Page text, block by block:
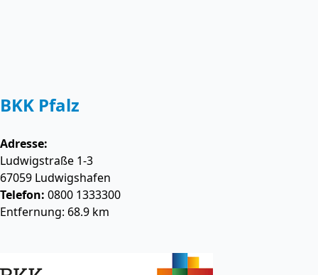
BKK Pfalz
Adresse:
Ludwigstraße 1-3
67059 Ludwigshafen
Telefon: 0800 1333300
Entfernung: 68.9 km